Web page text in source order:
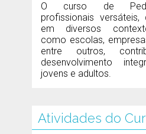
O curso de
profissionais
em diversos
como escolas,
entre outros,
desenvolvimento
jovens e adultos.
Atividades do